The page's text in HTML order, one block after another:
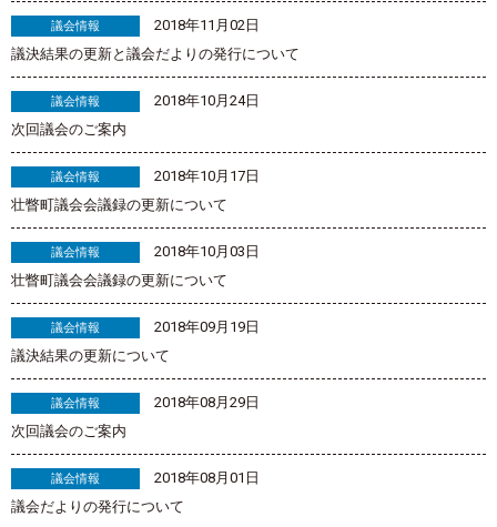
議会情報
2018年11月02日
議決結果の更新と議会だよりの発行について
議会情報
2018年10月24日
次回議会のご案内
議会情報
2018年10月17日
壮瞥町議会会議録の更新について
議会情報
2018年10月03日
壮瞥町議会会議録の更新について
議会情報
2018年09月19日
議決結果の更新について
議会情報
2018年08月29日
次回議会のご案内
議会情報
2018年08月01日
議会だよりの発行について